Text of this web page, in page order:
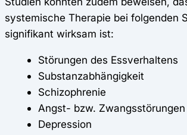
systemische Therapie bei folgenden
signifikant wirksam ist:
Störungen des Essverhaltens
Substanzabhängigkeit
Schizophrenie
Angst- bzw. Zwangsstörungen
Depression